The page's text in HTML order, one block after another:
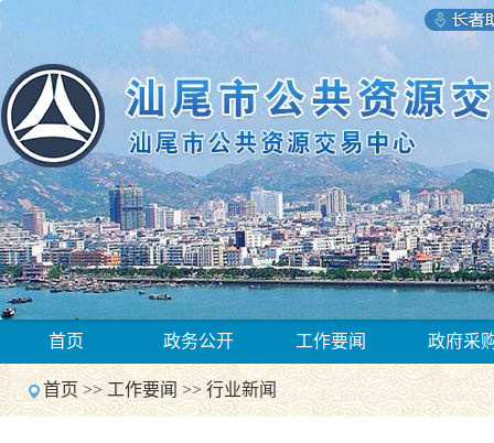
Previous
Next
1
首页 政务公开 工作要闻 政府采
首页>>工作要闻>>行业新闻